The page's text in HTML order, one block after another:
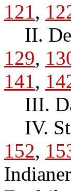
121,
II.
129,
141,
III.
IV.
152,